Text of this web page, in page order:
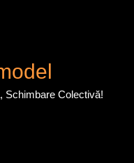
Schimbare Colectivă!